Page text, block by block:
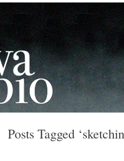
Posts Tagged